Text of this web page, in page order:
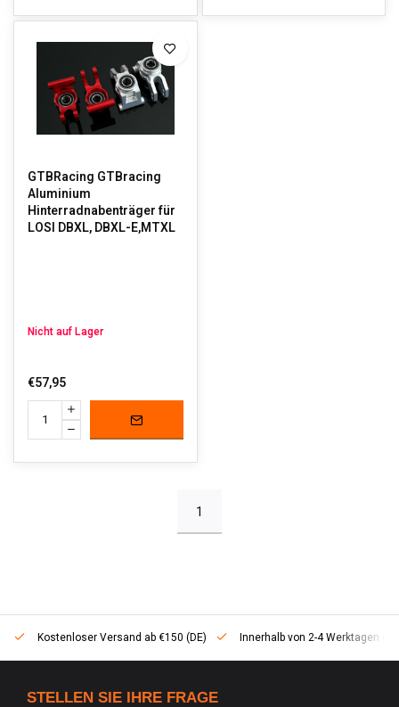
GTBRacing GTBracing
Aluminium
Hinterradnabenträger für
LOSI DBXL, DBXL-E,MTXL
Nicht auf Lager
€57,95
1
Kostenloser Versand ab €150 (DE) Innerhalb von 2-4 Werktagen
STELLEN SIE IHRE FRAGE